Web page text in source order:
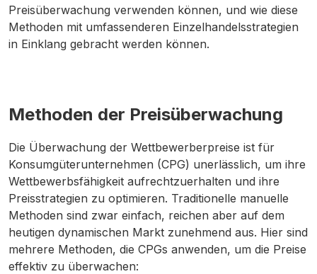
Preisüberwachung verwenden können, und wie diese
Methoden mit umfassenderen Einzelhandelsstrategien
in Einklang gebracht werden können.
Methoden der Preisüberwachung
Die Überwachung der Wettbewerberpreise ist für
Konsumgüterunternehmen (CPG) unerlässlich, um ihre
Wettbewerbsfähigkeit aufrechtzuerhalten und ihre
Preisstrategien zu optimieren. Traditionelle manuelle
Methoden sind zwar einfach, reichen aber auf dem
heutigen dynamischen Markt zunehmend aus. Hier sind
mehrere Methoden, die CPGs anwenden, um die Preise
effektiv zu überwachen: